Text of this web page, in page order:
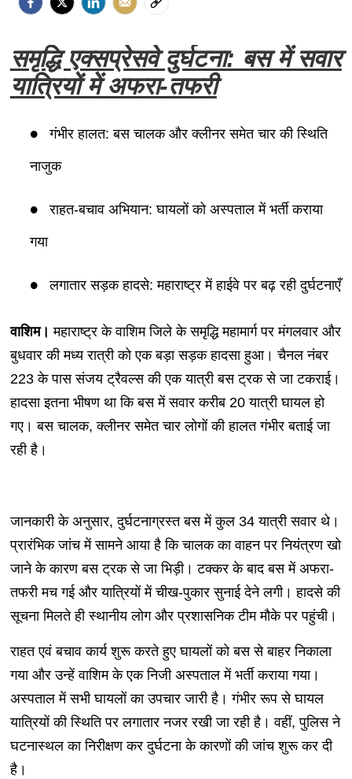
समृद्धि एक्सप्रेसवे दुर्घटना: बस में सवार
यात्रियों में अफरा-तफरी
गंभीर हालत: बस चालक और क्लीनर समेत चार की स्थिति
नाजुक
राहत-बचाव अभियान: घायलों को अस्पताल में भर्ती कराया
गया
लगातार सड़क हादसे: महाराष्ट्र में हाईवे पर बढ़ रही दुर्घटनाएँ
वाशिम। महाराष्ट्र के वाशिम जिले के समृद्धि महामार्ग पर मंगलवार और
बुधवार की मध्य रात्री को एक बड़ा सड़क हादसा हुआ। चैनल नंबर
223 के पास संजय ट्रैवल्स की एक यात्री बस ट्रक से जा टकराई।
हादसा इतना भीषण था कि बस में सवार करीब 20 यात्री घायल हो
गए। बस चालक, क्लीनर समेत चार लोगों की हालत गंभीर बताई जा
रही है।
जानकारी के अनुसार, दुर्घटनाग्रस्त बस में कुल 34 यात्री सवार थे।
प्रारंभिक जांच में सामने आया है कि चालक का वाहन पर नियंत्रण खो
जाने के कारण बस ट्रक से जा भिड़ी। टक्कर के बाद बस में अफरा-
तफरी मच गई और यात्रियों में चीख-पुकार सुनाई देने लगी। हादसे की
सूचना मिलते ही स्थानीय लोग और प्रशासनिक टीम मौके पर पहुंची।
राहत एवं बचाव कार्य शुरू करते हुए घायलों को बस से बाहर निकाला
गया और उन्हें वाशिम के एक निजी अस्पताल में भर्ती कराया गया।
अस्पताल में सभी घायलों का उपचार जारी है। गंभीर रूप से घायल
यात्रियों की स्थिति पर लगातार नजर रखी जा रही है। वहीं, पुलिस ने
घटनास्थल का निरीक्षण कर दुर्घटना के कारणों की जांच शुरू कर दी
है।